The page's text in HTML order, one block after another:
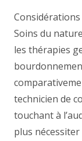
Considérations
Soins du
les thérapies
technicien de
touchant à
plus